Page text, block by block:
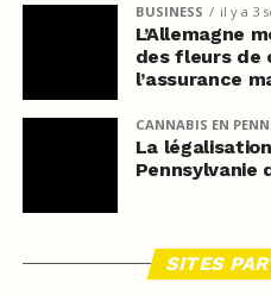
BUSINESS il y a 3
L’Allemagne
des fleurs de
l’assurance
CANNABIS EN
La
Pennsylvanie
SITES